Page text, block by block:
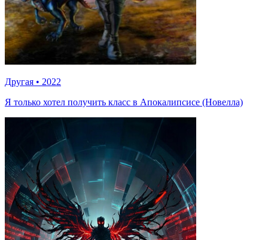
Другая • 2022
Я только хотел получить класс в Апокалипсисе (Новелла)